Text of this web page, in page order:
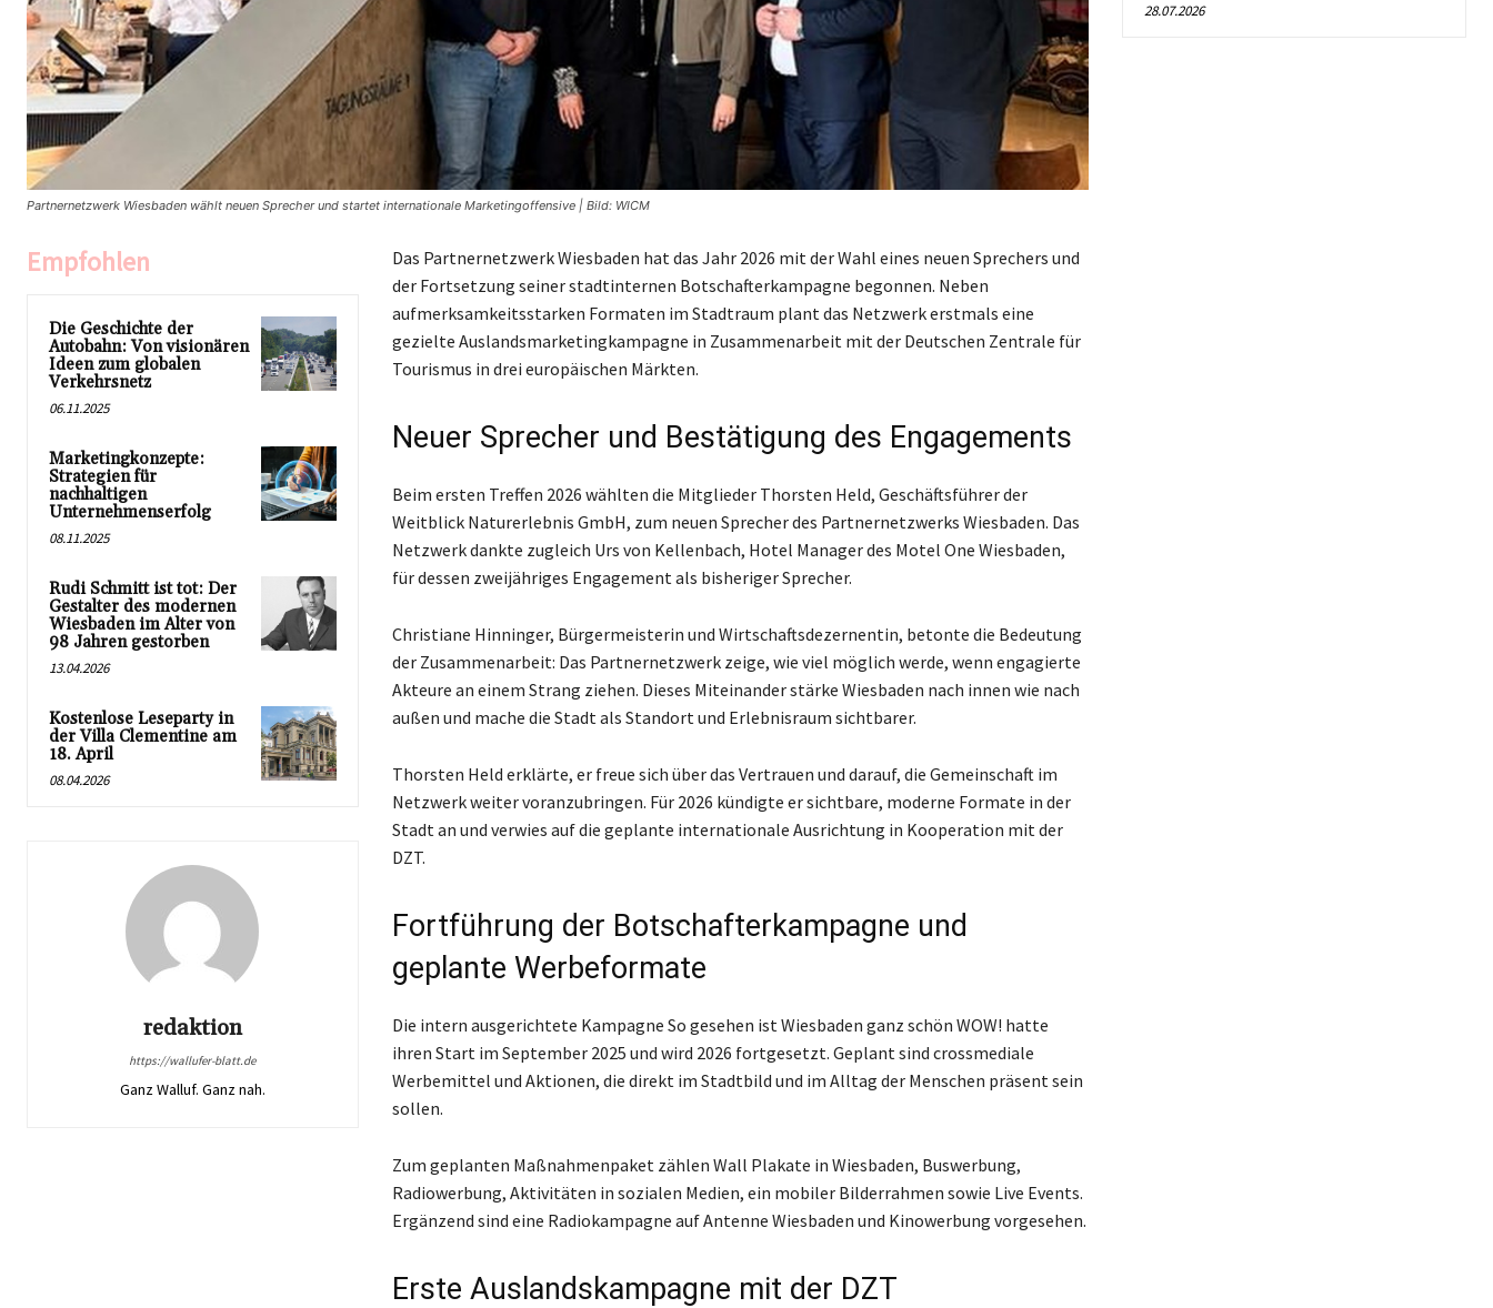
Partnernetzwerk Wiesbaden wählt neuen Sprecher und startet internationale Marketingoffensive | Bild: WICM
Empfohlen
Die Geschichte der
Autobahn: Von visionären
Ideen zum globalen
Verkehrsnetz
06.11.2025
Marketingkonzepte:
Strategien für
nachhaltigen
Unternehmenserfolg
08.11.2025
Rudi Schmitt ist tot: Der
Gestalter des modernen
Wiesbaden im Alter von
98 Jahren gestorben
13.04.2026
Kostenlose Leseparty in
der Villa Clementine am
18. April
08.04.2026
redaktion
https://wallufer-blatt.de
Ganz Walluf. Ganz nah.
Das Partnernetzwerk Wiesbaden hat das Jahr 2026 mit der Wahl eines neuen Sprechers und
der Fortsetzung seiner stadtinternen Botschafterkampagne begonnen. Neben
aufmerksamkeitsstarken Formaten im Stadtraum plant das Netzwerk erstmals eine
gezielte Auslandsmarketingkampagne in Zusammenarbeit mit der Deutschen Zentrale für
Tourismus in drei europäischen Märkten.
Neuer Sprecher und Bestätigung des Engagements
Beim ersten Treffen 2026 wählten die Mitglieder Thorsten Held, Geschäftsführer der
Weitblick Naturerlebnis GmbH, zum neuen Sprecher des Partnernetzwerks Wiesbaden. Das
Netzwerk dankte zugleich Urs von Kellenbach, Hotel Manager des Motel One Wiesbaden,
für dessen zweijähriges Engagement als bisheriger Sprecher.
Christiane Hinninger, Bürgermeisterin und Wirtschaftsdezernentin, betonte die Bedeutung
der Zusammenarbeit: Das Partnernetzwerk zeige, wie viel möglich werde, wenn engagierte
Akteure an einem Strang ziehen. Dieses Miteinander stärke Wiesbaden nach innen wie nach
außen und mache die Stadt als Standort und Erlebnisraum sichtbarer.
Thorsten Held erklärte, er freue sich über das Vertrauen und darauf, die Gemeinschaft im
Netzwerk weiter voranzubringen. Für 2026 kündigte er sichtbare, moderne Formate in der
Stadt an und verwies auf die geplante internationale Ausrichtung in Kooperation mit der
DZT.
Fortführung der Botschafterkampagne und
geplante Werbeformate
Die intern ausgerichtete Kampagne So gesehen ist Wiesbaden ganz schön WOW! hatte
ihren Start im September 2025 und wird 2026 fortgesetzt. Geplant sind crossmediale
Werbemittel und Aktionen, die direkt im Stadtbild und im Alltag der Menschen präsent sein
sollen.
Zum geplanten Maßnahmenpaket zählen Wall Plakate in Wiesbaden, Buswerbung,
Radiowerbung, Aktivitäten in sozialen Medien, ein mobiler Bilderrahmen sowie Live Events.
Ergänzend sind eine Radiokampagne auf Antenne Wiesbaden und Kinowerbung vorgesehen.
Erste Auslandskampagne mit der DZT
28.07.2026